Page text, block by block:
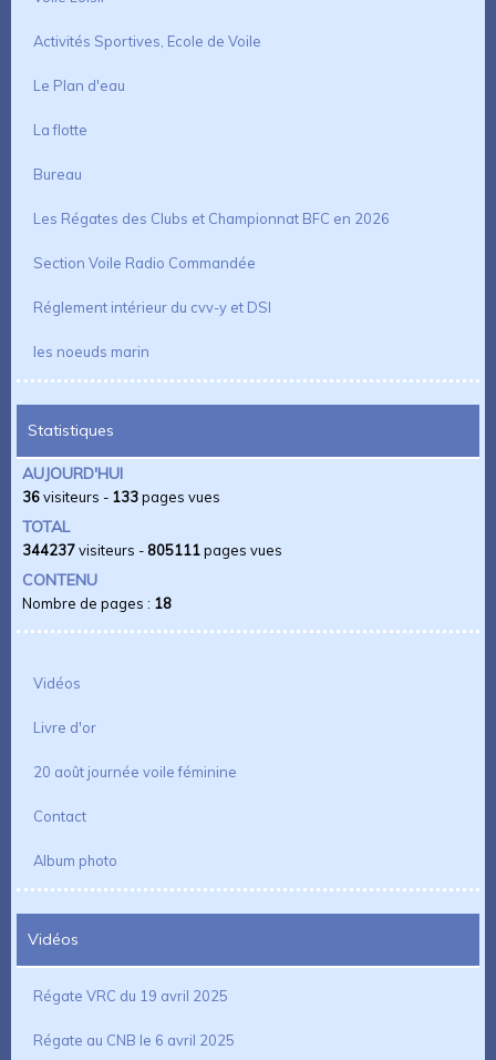
Activités Sportives, Ecole de Voile
Le Plan d'eau
La flotte
Bureau
Les Régates des Clubs et Championnat BFC en 2026
Section Voile Radio Commandée
Réglement intérieur du cvv-y et DSI
les noeuds marin
Statistiques
AUJOURD'HUI
36visiteurs - 133pages vues
TOTAL
344237visiteurs - 805111pages vues
CONTENU
Nombre de pages : 18
Vidéos
Livre d'or
20 août journée voile féminine
Contact
Album photo
Vidéos
Régate VRC du 19 avril 2025
Régate au CNB le 6 avril 2025